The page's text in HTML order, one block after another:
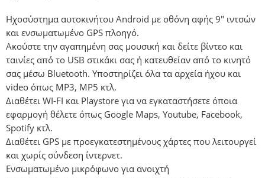
Hχοσύστημα αυτοκινήτου Android με οθόνη αφής 9″ ιντσών
και ενσωματωμένο GPS πλοηγό.
Ακούστε την αγαπημένη σας μουσική και δείτε βίντεο και
ταινίες από το USB στικάκι σας ή κατευθείαν από το κινητό
σας μέσω Bluetooth. Υποστηρίζει όλα τα αρχεία ήχου και
video όπως MP3, MP5 κτλ.
Διαθέτει WI-FI και Playstore για να εγκαταστήσετε όποια
εφαρμογή θέλετε όπως Google Maps, Youtube, Facebook,
Spotify κτλ.
Διαθέτει GPS με προεγκατεστημένους χάρτες που λειτουργεί
και χωρίς σύνδεση ίντερνετ.
Ενσωματωμένο μικρόφωνο για ανοιχτή